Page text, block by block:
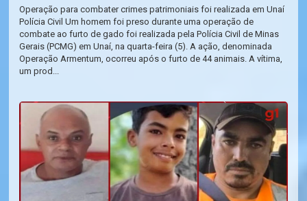
Operação para combater crimes patrimoniais foi realizada em Unaí
Polícia Civil Um homem foi preso durante uma operação de
combate ao furto de gado foi realizada pela Polícia Civil de Minas
Gerais (PCMG) em Unaí, na quarta-feira (5). A ação, denominada
Operação Armentum, ocorreu após o furto de 44 animais. A vítima,
um prod...